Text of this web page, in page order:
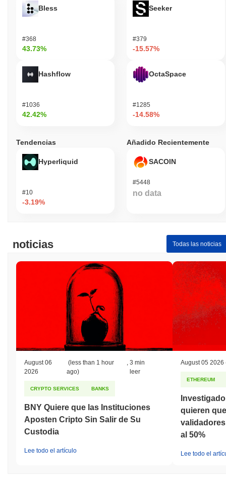
Bless
#368
43.73%
Hashflow
#1036
42.42%
Seeker
#379
-15.57%
OctaSpace
#1285
-14.58%
Tendencias
Hyperliquid
#10
-3.19%
Añadido Recientemente
SACOIN
#5448
no data
noticias Todas las noticias
August 06
2026
(less than 1 hour
ago)
,3 min
leer
CRYPTO SERVICES BANKS
BNY Quiere que las Instituciones
Aposten Cripto Sin Salir de Su
Custodia
Lee todo el artículo
August 05 2026
ETHEREUM
quieren
al 50%
Lee todo el